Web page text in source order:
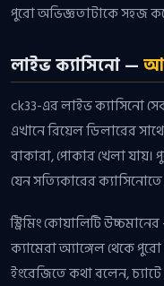
পুরো অভিজ্ঞতাটাকে সহজ
লাইভ ক্যাসিনো —
ck33-এর লাইভ ক্যাসিনো
এখানে রিয়েল ডিলারের
বাকারা, পোকার খেলা যায়।
যেন সত্যিকারের
স্ট্রিমিং কোয়ালিটি
ক্যামেরা অ্যাঙ্গেল থেকে
ইংরেজিতে কথা বলেন,